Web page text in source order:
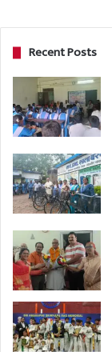
Recent Posts